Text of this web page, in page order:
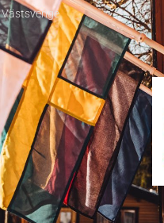
Västsverige